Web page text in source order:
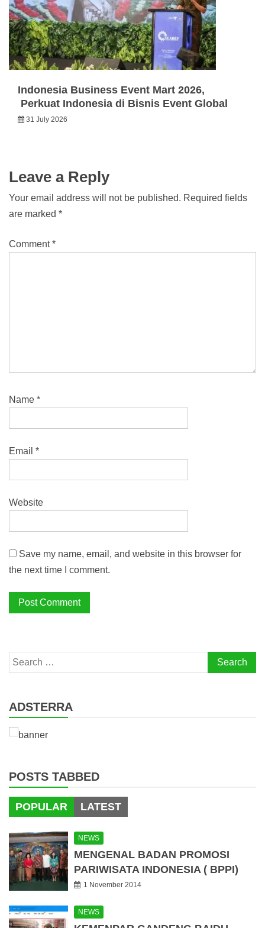
Indonesia Business Event Mart 2026,
Perkuat Indonesia di Bisnis Event Global
31 July 2026
Leave a Reply
Your email address will not be published. Required fields
are marked *
Comment*
Name *
Email *
Website
Save my name, email, and website in this browser for
the next time I comment.
Search
for:
ADSTERRA
POSTS TABBED
POPULAR LATEST
NEWS
MENGENAL BADAN PROMOSI
PARIWISATA INDONESIA ( BPPI)
1 November 2014
NEWS